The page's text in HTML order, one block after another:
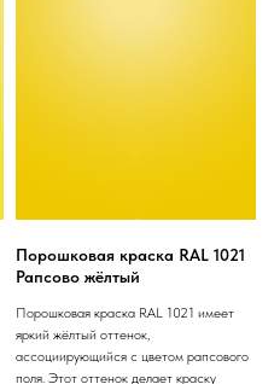
Порошковая краска RAL 1021
Рапсово жёлтый
Порошковая краска RAL 1021 имеет
яркий жёлтый оттенок,
ассоциирующийся с цветом рапсового
поля. Этот оттенок делает краску